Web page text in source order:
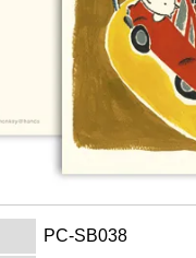
PC-SB038